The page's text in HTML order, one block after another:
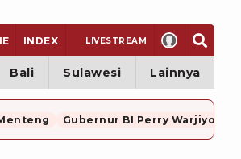
INDEX LIVESTREAM
Bali Sulawesi Lainnya
Gubernur BI Perry Warjiyo